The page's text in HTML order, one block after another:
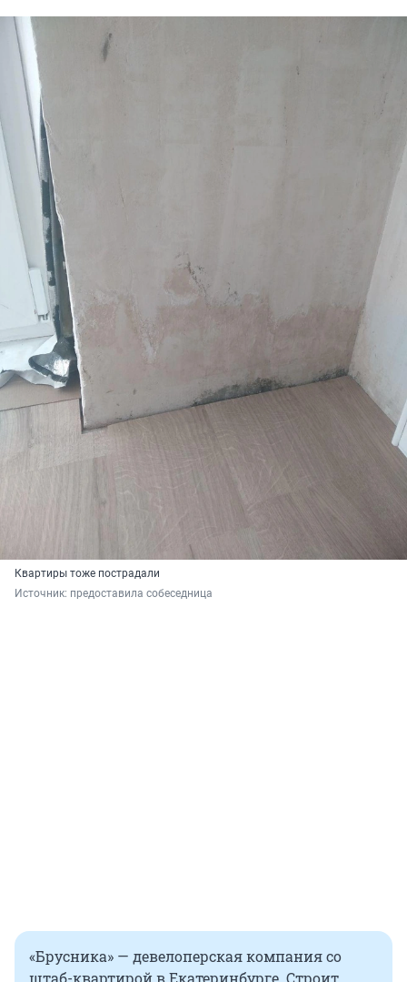
Квартиры тоже пострадали
Источник: предоставила собеседница
«Брусника» — девелоперская компания со
штаб-квартирой в Екатеринбурге. Строит